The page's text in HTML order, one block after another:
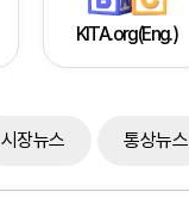
KITA.org(Eng.)
시장뉴스 통상뉴스